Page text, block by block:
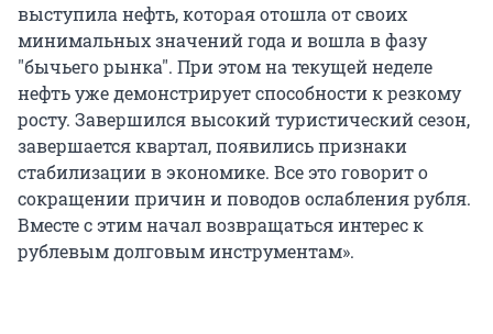
выступила нефть, которая отошла от своих
минимальных значений года и вошла в фазу
"бычьего рынка". При этом на текущей неделе
нефть уже демонстрирует способности к резкому
росту. Завершился высокий туристический сезон,
завершается квартал, появились признаки
стабилизации в экономике. Все это говорит о
сокращении причин и поводов ослабления рубля.
Вместе с этим начал возвращаться интерес к
рублевым долговым инструментам».